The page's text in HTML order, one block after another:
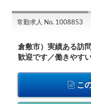
常勤求人 No. 1008853
倉敷市）実績ある訪
歓迎です／働きやす
こ